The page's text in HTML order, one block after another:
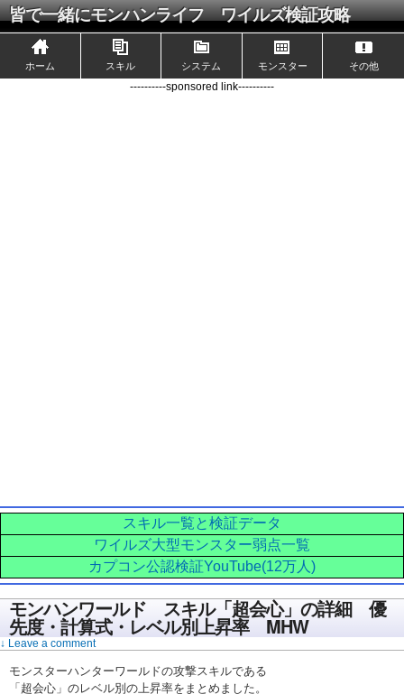
皆で一緒にモンハンライフ ワイルズ検証攻略
ホーム スキル システム モンスター その他
----------sponsored link----------
スキル一覧と検証データ
ワイルズ大型モンスター弱点一覧
カプコン公認検証YouTube(12万人)
モンハンワールド スキル「超会心」の詳細 優
先度・計算式・レベル別上昇率 MHW
↓ Leave a comment
モンスターハンターワールドの攻撃スキルである
「超会心」のレベル別の上昇率をまとめました。